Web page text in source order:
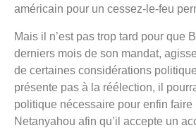
américain pour un cessez-le-feu
Mais il n’est pas trop tard pour que
derniers mois de son mandat,
de certaines considérations
présente pas à la réélection, il
politique nécessaire pour enfin faire
Netanyahou afin qu’il accepte un